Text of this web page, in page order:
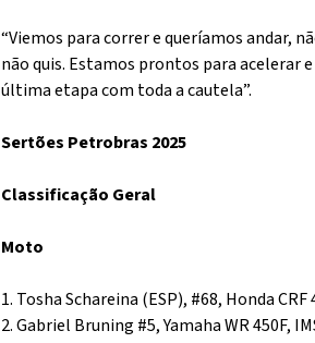
“Viemos para correr e queríamos andar,
não quis. Estamos prontos para acelerar
última etapa com toda a cautela”.
Sertões Petrobras 2025
Classificação Geral
Moto
1. Tosha Schareina (ESP), #68, Honda
2. Gabriel Bruning #5, Yamaha WR 450F,